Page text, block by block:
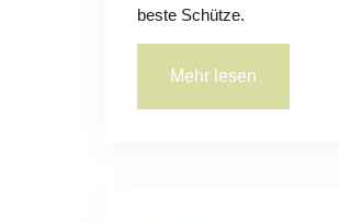
beste Schütze.
Mehr lesen